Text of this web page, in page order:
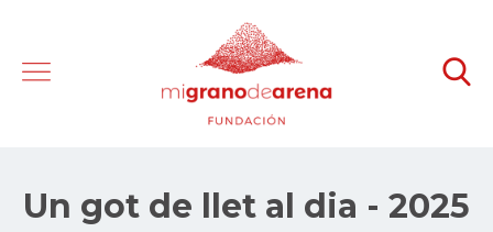
Un got de llet al dia - 2025